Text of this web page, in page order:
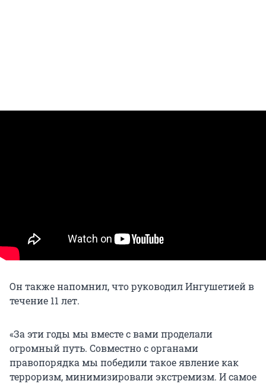
Он также напомнил, что руководил Ингушетией в
течение 11 лет.
«За эти годы мы вместе с вами проделали
огромный путь. Совместно с органами
правопорядка мы победили такое явление как
терроризм, минимизировали экстремизм. И самое